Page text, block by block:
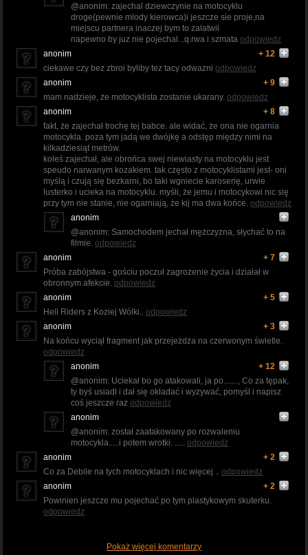
@anonim: zajechal dziewczynie na motocyklu
droge(pewnie mlody kierowca)i jeszcze sie proje,na
miejscu partnera inaczej bym to zalatwil
napewno by juz nie pojechal...q.rwa i szmata odpowiedz
anonim
+ 12
ciekawe czy bez zbroi byliby tez tacy odwazni odpowiedz
anonim
+ 9
mam nadzieje, że motocyklista zostanie ukarany. odpowiedz
anonim
+ 8
fakt, że zajechał trochę tej babce. ale widać, że ona nie ogarnia
motocykla. poza tym jadą we dwójkę a odstęp między nimi na
kilkadziesiąt metrów.
koleś zajechał, ale obrońca swej niewiasty na motocyklu jest
speudo narwanym kozakiem. tak często z motocyklistami jest- oni
myślą i czują się bezkarni, bo taki wgniecie karoserię, urwie
lusterko i ucieka na motocyklu. myśli, że jemu i motocykowi nic się
przy tym nie stanie, nie ogarniają, że kij ma dwa końce. odpowiedz
anonim
@anonim: Samochodem jechał mężczyzna, słychać to na
filmie. odpowiedz
anonim
+ 7
Próba zabójstwa - gościu poczuł zagrożenie życia i działał w
obronnym afekcie. odpowiedz
anonim
+ 5
Hell Riders z Koziej Wólki.. odpowiedz
anonim
+ 3
Na końcu wyciął fragment jak przejeżdża na czerwonym świetle.
odpowiedz
anonim
+ 12
@anonim: Uciekał bo go atakowali, ja po......., Co za tępak,
ty byś usiadł i dał się okładać i wyzywać, pomyśl i napisz
coś jeszcze raz odpowiedz
anonim
@anonim: został zaatakowany po rozwaleniu
motocykla.....i potem wrotki. ..... odpowiedz
anonim
+ 2
Co za Debile na tych motocyklach i nic więcej .. odpowiedz
anonim
+ 2
Powinien jeszcze mu pojechać po tym plastykowym skuterku.
odpowiedz
Pokaż więcej komentarzy